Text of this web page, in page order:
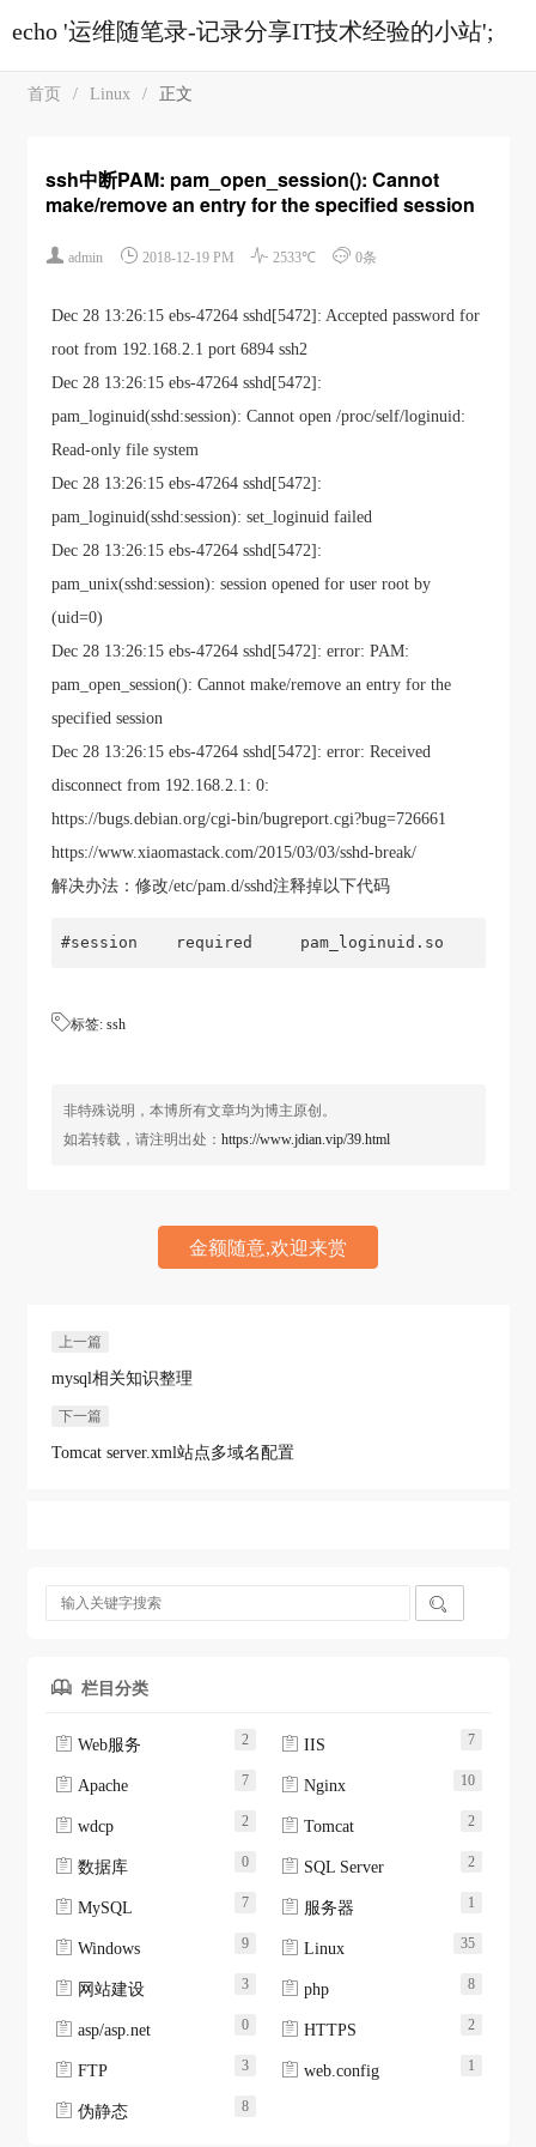
echo '运维随笔录-记录分享IT技术经验的小站';
首页 / Linux / 正文
ssh中断PAM: pam_open_session(): Cannot
make/remove an entry for the specified session
 admin  2018-12-19 PM  2533℃  0条
Dec 28 13:26:15 ebs-47264 sshd[5472]: Accepted password for
root from 192.168.2.1 port 6894 ssh2
Dec 28 13:26:15 ebs-47264 sshd[5472]:
pam_loginuid(sshd:session): Cannot open /proc/self/loginuid:
Read-only file system
Dec 28 13:26:15 ebs-47264 sshd[5472]:
pam_loginuid(sshd:session): set_loginuid failed
Dec 28 13:26:15 ebs-47264 sshd[5472]:
pam_unix(sshd:session): session opened for user root by
(uid=0)
Dec 28 13:26:15 ebs-47264 sshd[5472]: error: PAM:
pam_open_session(): Cannot make/remove an entry for the
specified session
Dec 28 13:26:15 ebs-47264 sshd[5472]: error: Received
disconnect from 192.168.2.1: 0:
https://bugs.debian.org/cgi-bin/bugreport.cgi?bug=726661
https://www.xiaomastack.com/2015/03/03/sshd-break/
解决办法：修改/etc/pam.d/sshd注释掉以下代码
标签: ssh
非特殊说明，本博所有文章均为博主原创。
如若转载，请注明出处： https://www.jdian.vip/39.html
金额随意,欢迎来赏
上一篇
mysql相关知识整理
下一篇
Tomcat server.xml站点多域名配置

 栏目分类
 Web服务 2  IIS 7
 Apache 7  Nginx 10
 wdcp 2  Tomcat 2
 数据库 0  SQL Server 2
 MySQL 7  服务器 1
 Windows 9  Linux 35
 网站建设 3  php 8
 asp/asp.net 0  HTTPS 2
 FTP 3  web.config 1
 伪静态 8